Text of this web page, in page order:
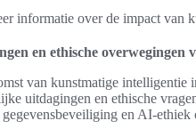
informatie over de impact van
en ethische overwegingen
van kunstmatige intelligentie
uitdagingen en ethische
en AI-ethiek